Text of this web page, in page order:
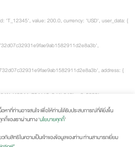
นื้อหาที่ท่านอาจสนใจ เพื่อให้ท่านได้รับประสบการณ์ที่ดียิ่งขึ้น
ของเราผ่านทาง ‘นโยบายคุกกี้’
กับสิทธิในความเป็นเจ้าของข้อมูลของท่าน ท่านสามารถเยี่ยม
'T_12345', value: 200.0, currency: 'USD', user_data: {
address: {
city: 'City
country: 'US' } }, items: [ { item_id: 'SKU_12345',
item_brand: 'Fancy Sneakers', item_category: 'Shoes -